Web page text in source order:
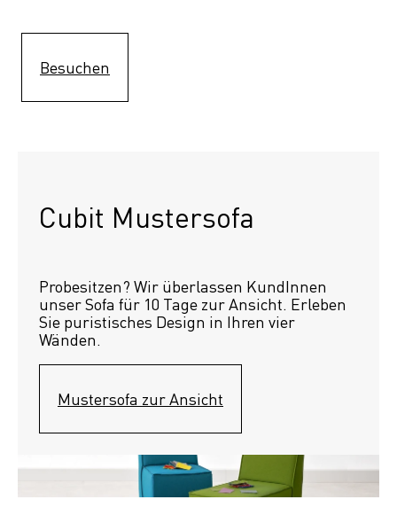
Besuchen
Cubit Mustersofa
Probesitzen? Wir überlassen KundInnen
unser Sofa für 10 Tage zur Ansicht. Erleben
Sie puristisches Design in Ihren vier
Wänden.
Mustersofa zur Ansicht